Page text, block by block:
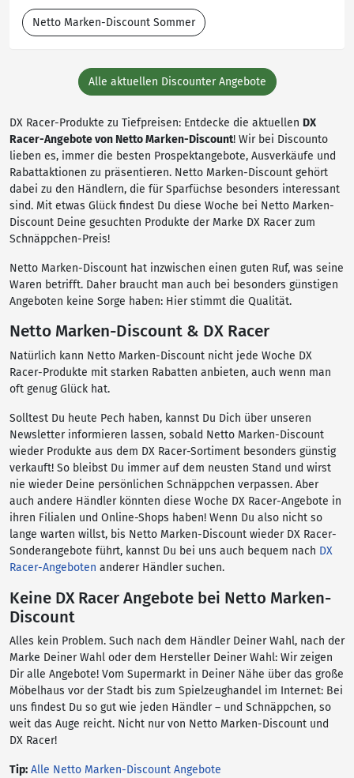
Netto Marken-Discount Sommer
Alle aktuellen Discounter Angebote
DX Racer-Produkte zu Tiefpreisen: Entdecke die aktuellen DX
Racer-Angebote von Netto Marken-Discount! Wir bei Discounto
lieben es, immer die besten Prospektangebote, Ausverkäufe und
Rabattaktionen zu präsentieren. Netto Marken-Discount gehört
dabei zu den Händlern, die für Sparfüchse besonders interessant
sind. Mit etwas Glück findest Du diese Woche bei Netto Marken-
Discount Deine gesuchten Produkte der Marke DX Racer zum
Schnäppchen-Preis!
Netto Marken-Discount hat inzwischen einen guten Ruf, was seine
Waren betrifft. Daher braucht man auch bei besonders günstigen
Angeboten keine Sorge haben: Hier stimmt die Qualität.
Netto Marken-Discount & DX Racer
Natürlich kann Netto Marken-Discount nicht jede Woche DX
Racer-Produkte mit starken Rabatten anbieten, auch wenn man
oft genug Glück hat.
Solltest Du heute Pech haben, kannst Du Dich über unseren
Newsletter informieren lassen, sobald Netto Marken-Discount
wieder Produkte aus dem DX Racer-Sortiment besonders günstig
verkauft! So bleibst Du immer auf dem neusten Stand und wirst
nie wieder Deine persönlichen Schnäppchen verpassen. Aber
auch andere Händler könnten diese Woche DX Racer-Angebote in
ihren Filialen und Online-Shops haben! Wenn Du also nicht so
lange warten willst, bis Netto Marken-Discount wieder DX Racer-
Sonderangebote führt, kannst Du bei uns auch bequem nach DX
Racer-Angeboten anderer Händler suchen.
Keine DX Racer Angebote bei Netto Marken-
Discount
Alles kein Problem. Such nach dem Händler Deiner Wahl, nach der
Marke Deiner Wahl oder dem Hersteller Deiner Wahl: Wir zeigen
Dir alle Angebote! Vom Supermarkt in Deiner Nähe über das große
Möbelhaus vor der Stadt bis zum Spielzeughandel im Internet: Bei
uns findest Du so gut wie jeden Händler – und Schnäppchen, so
weit das Auge reicht. Nicht nur von Netto Marken-Discount und
DX Racer!
Tip: Alle Netto Marken-Discount Angebote